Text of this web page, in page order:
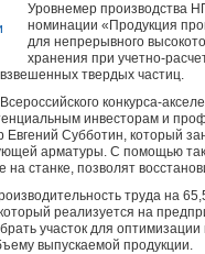
Уровнемер производства
номинации «Продукция
для непрерывного
хранения при учетно-
твердых частиц.
конкурса-
инвесторам и
Субботин, который
арматуры. С помощью
станке, позволят
труда на
реализуется на
участок для
выпускаемой продукции.